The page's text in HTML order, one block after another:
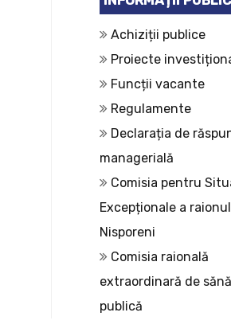
Achiziții publice
Proiecte
Funcții vacante
Regulamente
Declarația de
managerială
Comisia pentru
Excepționale a
Nisporeni
Comisia raională
extraordinară de
publică